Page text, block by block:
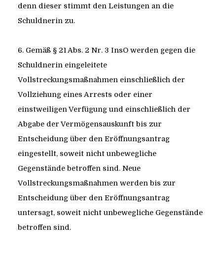
denn dieser stimmt den Leistungen an die
Schuldnerin zu.
6. Gemäß § 21 Abs. 2 Nr. 3 InsO werden gegen die
Schuldnerin eingeleitete
Vollstreckungsmaßnahmen einschließlich der
Vollziehung eines Arrests oder einer
einstweiligen Verfügung und einschließlich der
Abgabe der Vermögensauskunft bis zur
Entscheidung über den Eröffnungsantrag
eingestellt, soweit nicht unbewegliche
Gegenstände betroffen sind. Neue
Vollstreckungsmaßnahmen werden bis zur
Entscheidung über den Eröffnungsantrag
untersagt, soweit nicht unbewegliche Gegenstände
betroffen sind.